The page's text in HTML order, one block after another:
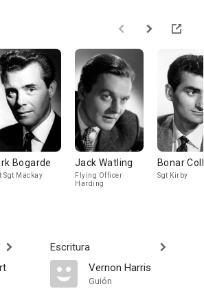
Bogarde
Sgt Mackay
Jack Watling
Flying Officer
Harding
Bonar
Sgt Kirby
Escritura
Vernon Harris
Guión